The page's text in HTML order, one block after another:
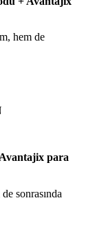
hem de
para
sonrasında